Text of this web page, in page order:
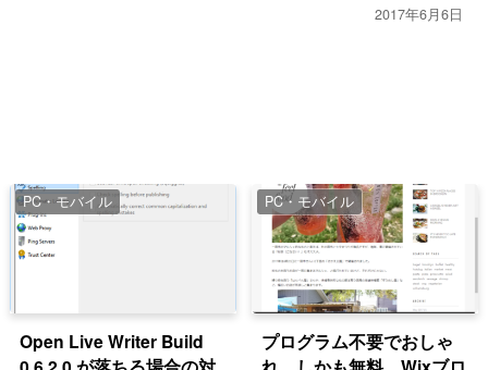
2017年6月6日
PC・モバイル
Open Live Writer Build
PC・モバイル
プログラム不要でおしゃ